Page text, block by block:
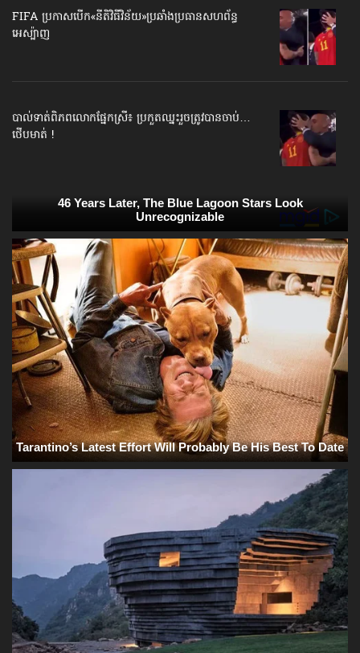
FIFA ប្រកាសបើក​«នីតិវិធីវិន័យ»​ប្រឆាំងប្រធានសហព័ន្ធ​
អេស្ប៉ាញ
បាល់ទាត់​ពិភពលោក​ផ្នែកស្រី៖ ប្រកួតឈ្នះរួច​ត្រូវបានចាប់…
ថើបមាត់ !